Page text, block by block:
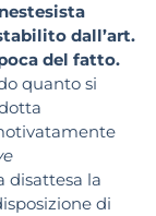
dall’art.
del fatto.
quanto si
disattesa la
di